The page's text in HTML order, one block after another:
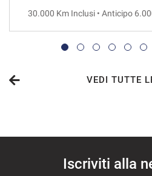
30.000 Km Inclusi • Anticipo
VEDI TUTTE
Iscriviti alla